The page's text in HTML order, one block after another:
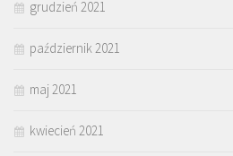
grudzień 2021
październik 2021
maj 2021
kwiecień 2021